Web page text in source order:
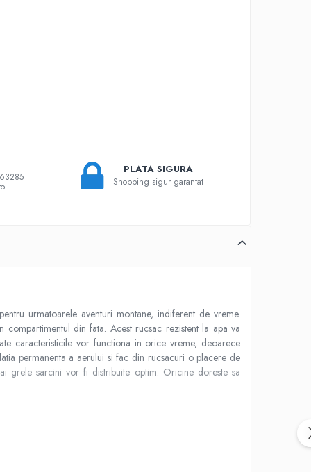
PLATA SIGURA
Shopping sigur garantat
urmatoarele aventuri montane, indiferent de vreme.
din fata. Acest rucsac rezistent la apa va
caracteristicile vor functiona in orice vreme, deoarece
permanenta a aerului si fac din rucsacuri o placere de
grele sarcini vor fi distribuite optim. Oricine doreste sa